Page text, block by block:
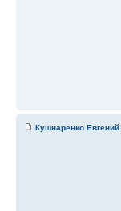
Кушнаренко Евгений